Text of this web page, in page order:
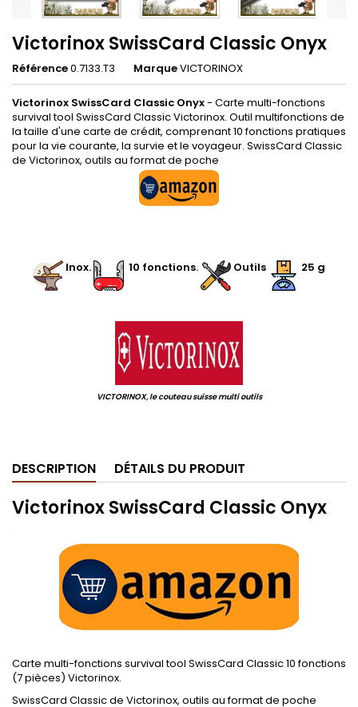
Victorinox SwissCard Classic Onyx
Référence0.7133.T3 MarqueVICTORINOX
Victorinox SwissCard Classic Onyx- Carte multi-fonctions
survival tool SwissCard Classic Victorinox. Outil multifonctions de
la taille d'une carte de crédit, comprenant 10 fonctions pratiques
pour la vie courante, la survie et le voyageur. SwissCard Classic
de Victorinox, outils au format de poche
Inox. 10 fonctions. Outils 25 g
VICTORINOX, le couteau suisse multi outils
DESCRIPTION DÉTAILS DU PRODUIT
Victorinox SwissCard Classic Onyx
.
Carte multi-fonctions survival tool SwissCard Classic 10 fonctions
(7 pièces) Victorinox.
SwissCard Classic de Victorinox, outils au format de poche